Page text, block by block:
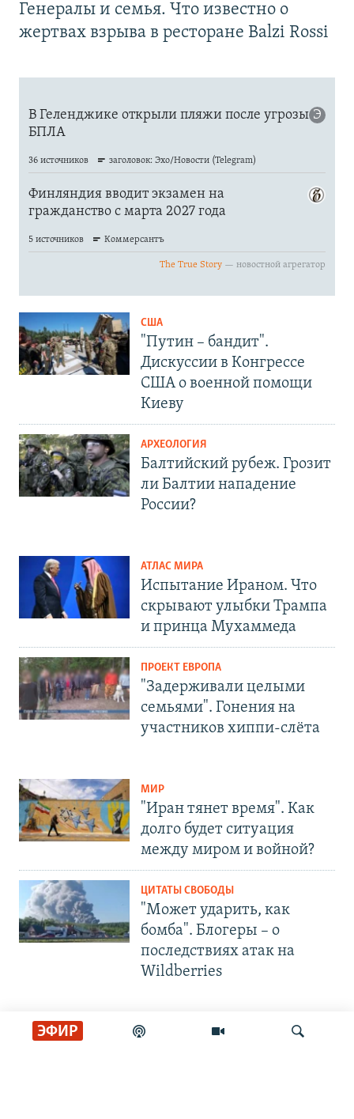
ЭФИР
Генералы и семья. Что известно о
жертвах взрыва в ресторане Balzi Rossi
США
"Путин – бандит".
Дискуссии в Конгрессе
США о военной помощи
Киеву
АРХЕОЛОГИЯ
Балтийский рубеж. Грозит
ли Балтии нападение
России?
АТЛАС МИРА
Испытание Ираном. Что
скрывают улыбки Трампа
и принца Мухаммеда
ПРОЕКТ ЕВРОПА
"Задерживали целыми
семьями". Гонения на
участников хиппи-слёта
МИР
"Иран тянет время". Как
долго будет ситуация
между миром и войной?
ЦИТАТЫ СВОБОДЫ
"Может ударить, как
бомба". Блогеры – о
последствиях атак на
Wildberries
СОЦИАЛЬНЫЕ СЕТИ